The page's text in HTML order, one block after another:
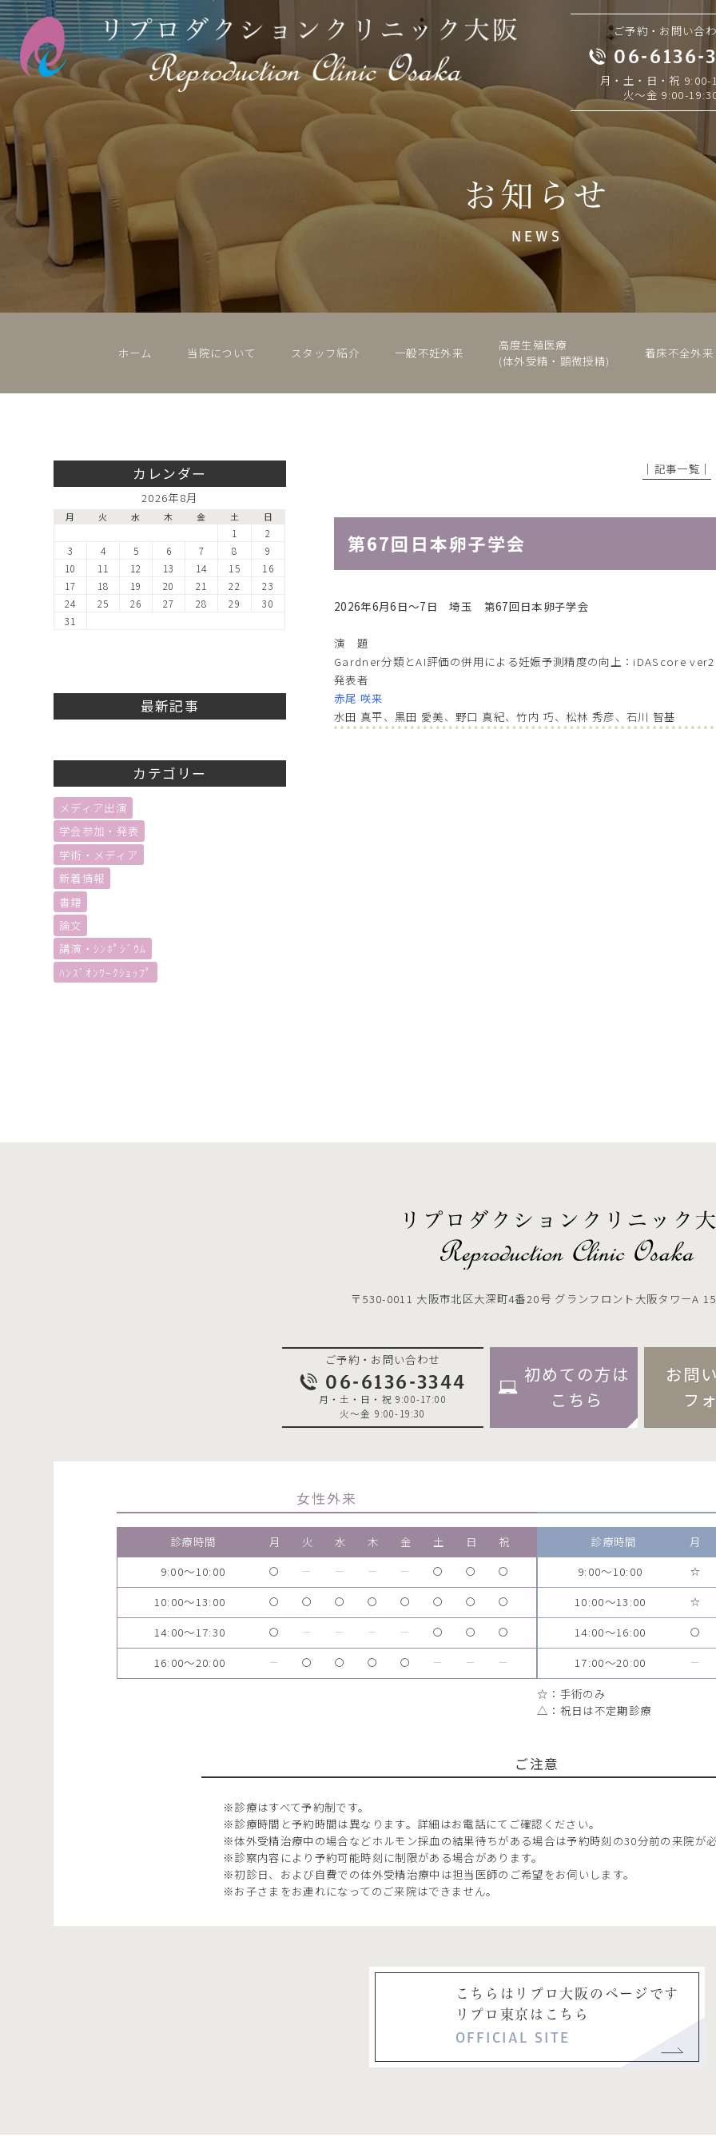
ご予約・お問い合
06-6136-
月・土・日・祝 9:00-
火～金 9:00-
お知らせ
NEWS
ホーム 当院について スタッフ紹介 一般不妊外来
高度生殖医療
(体外受精・顕微授精)
着床不全外来
│記事一覧│
第67回日本卵子学会
2026年6月6日～7日 埼玉 第67回日本卵子学会
演 題
Gardner分類とAI評価の併用による妊娠予測精度の向上：iDAScore
発表者
赤尾 咲来
水田 真平、黒田 愛美、野口 真紀、竹内 巧、松林 秀彦、石川 智基
カレンダー
2026年8月
月 火 水 木 金 土 日
1
2
3
4 5 6 7 8
9
10
11 12 13 14 15
16
17
18 19 20 21 22
23
24
25 26 27 28 29
30
31
最新記事
カテゴリー
メディア出演
学会参加・発表
学術・メディア
新着情報
書籍
論文
講演・ｼﾝﾎﾟｼﾞｳﾑ
ﾊﾝｽﾞｵﾝﾜｰｸｼｮｯﾌﾟ
〒530-0011 大阪市北区大深町4番20号 グランフロント大阪タワーA
ご予約・お問い合わせ
06-6136-3344
月・土・日・祝 9:00-17:00
火～金 9:00-19:30
初めての方は
こちら
お問
フ
女性外来
診療時間 月 火 水 木 金 土 日
祝
9:00～10:00
〇 ー ー ー ー 〇 〇 〇
10:00～13:00 〇 〇 〇 〇 〇 〇 〇 〇
14:00～17:30 〇 ー ー ー ー 〇 〇 〇
16:00～20:00 ー 〇 〇 〇 〇 ー ー ー
診療時間 月
9:00～10:00
☆
10:00～13:00 ☆
14:00～16:00 〇
17:00～20:00 ー
☆：手術のみ
△：祝日は不定期診療
ご注意
※診療はすべて予約制です。
※診療時間と予約時間は異なります。詳細はお電話にてご確認ください。
※体外受精治療中の場合などホルモン採血の結果待ちがある場合は予約時刻の30分前の来院が必
※診察内容により予約可能時刻に制限がある場合があります。
※初診日、および自費での体外受精治療中は担当医師のご希望をお伺いします。
※お子さまをお連れになってのご来院はできません。
こちらはリプロ大阪のページです
リプロ東京はこちら
OFFICIAL SITE